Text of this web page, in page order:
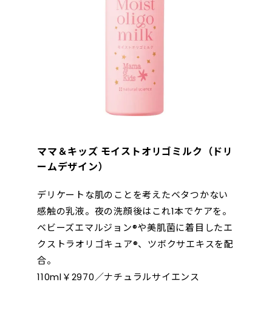
ママ＆キッズ モイストオリゴミルク（ドリ
ームデザイン）
デリケートな肌のことを考えたベタつかない
感触の乳液。夜の洗顔後はこれ1本でケアを。
ベビーズエマルジョン®や美肌菌に着目したエ
クストラオリゴキュア®、ツボクサエキスを配
合。
110ml￥2970／ナチュラルサイエンス